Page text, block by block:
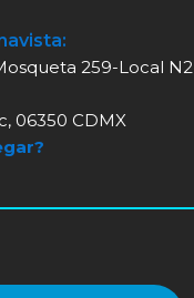
259-Local N2
06350 CDMX